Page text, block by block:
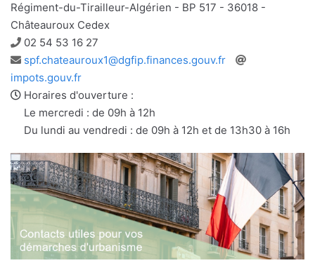
Régiment-du-Tirailleur-Algérien - BP 517 - 36018 -
Châteauroux Cedex
Téléphone
02 54 53 16 27
Adresse
e-
mail
spf.chateauroux1@dgfip.finances.gouv.fr
impots.gouv.fr
Horaires d'ouverture :
Le mercredi : de 09h à 12h
Du lundi au vendredi : de 09h à 12h et de 13h30 à 16h